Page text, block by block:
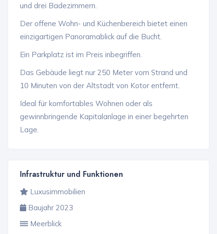
und drei Badezimmern.
Der offene Wohn- und Küchenbereich bietet einen
einzigartigen Panoramablick auf die Bucht.
Ein Parkplatz ist im Preis inbegriffen.
Das Gebäude liegt nur 250 Meter vom Strand und
10 Minuten von der Altstadt von Kotor entfernt.
Ideal für komfortables Wohnen oder als
gewinnbringende Kapitalanlage in einer begehrten
Lage.
Infrastruktur und Funktionen
Luxusimmobilien
Baujahr 2023
Meerblick